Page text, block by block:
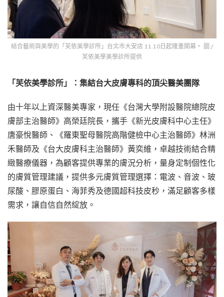
結合藝術與美學的「芙依美學診所」台北市大安店 11.10日起隆重開幕。 圖:/
芙依美學美學診所提供
「芙依美學診所」：集結台大皮膚專科的頂尖醫美團隊
由十年以上資深醫美專家，現任《台灣大學附設醫院總院皮
膚部主治醫師》高榮廷院長，攜手《新光皮膚科中心主任》
唐豪悅醫師、《羅東聖母醫院高階健檢中心主治醫師》林洲
禾醫師及《台大皮膚科主治醫師》黃奕維，卓越技術結合精
緻醫療儀器，為顧客提供專業的膚況分析，量身定制個性化
的膚質管理建議，提供多元膚質管理選擇：電波、音波、玻
尿酸、膠原蛋白、海菲秀及德國超科技皮秒，滿足顧客多樣
需求，讓自信自然綻放。